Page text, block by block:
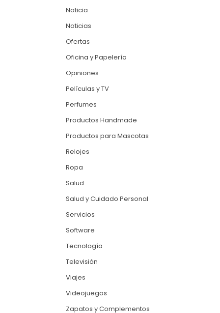
Noticia
Noticias
Ofertas
Oficina y Papelería
Opiniones
Películas y TV
Perfumes
Productos Handmade
Productos para Mascotas
Relojes
Ropa
Salud
Salud y Cuidado Personal
Servicios
Software
Tecnología
Televisión
Viajes
Videojuegos
Zapatos y Complementos